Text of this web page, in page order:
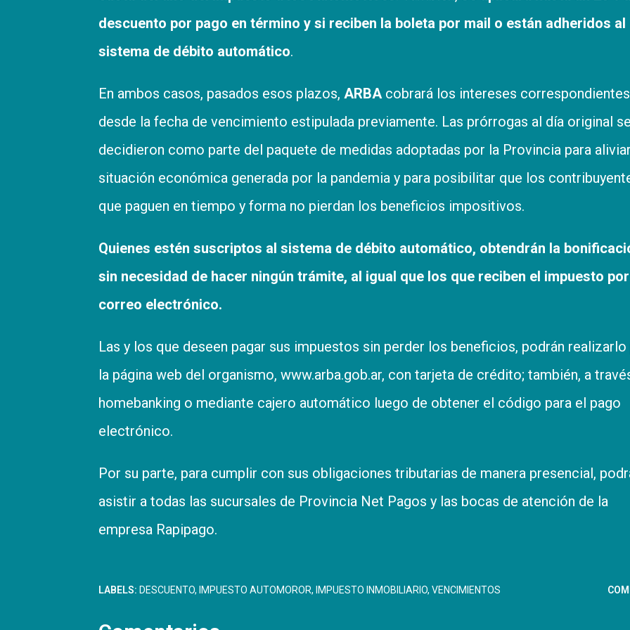
descuento por pago en término y si reciben la boleta por mail o están adheridos al
sistema de débito automático.
En ambos casos, pasados esos plazos, ARBA cobrará los intereses correspondientes
desde la fecha de vencimiento estipulada previamente. Las prórrogas al día original se
decidieron como parte del paquete de medidas adoptadas por la Provincia para
situación económica generada por la pandemia y para posibilitar que los
que paguen en tiempo y forma no pierdan los beneficios impositivos.
Quienes estén suscriptos al sistema de débito automático, obtendrán la
sin necesidad de hacer ningún trámite, al igual que los que reciben el impuesto por
correo electrónico.
Las y los que deseen pagar sus impuestos sin perder los beneficios, podrán realizarlo
la página web del organismo, www.arba.gob.ar, con tarjeta de crédito; también, a
homebanking o mediante cajero automático luego de obtener el código para el pago
electrónico.
Por su parte, para cumplir con sus obligaciones tributarias de manera presencial,
asistir a todas las sucursales de Provincia Net Pagos y las bocas de atención de la
empresa Rapipago.
LABELS: DESCUENTO IMPUESTO AUTOMOROR IMPUESTO INMOBILIARIO VENCIMIENTOS